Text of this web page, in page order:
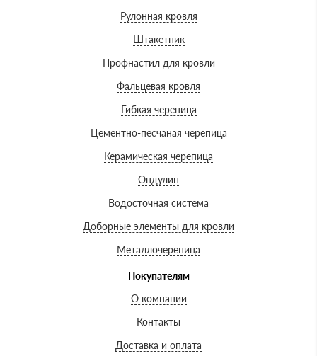
Рулонная кровля
Штакетник
Профнастил для кровли
Фальцевая кровля
Гибкая черепица
Цементно-песчаная черепица
Керамическая черепица
Ондулин
Водосточная система
Доборные элементы для кровли
Металлочерепица
Покупателям
О компании
Контакты
Доставка и оплата